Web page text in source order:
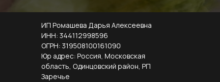
ИП Ромашева Дарья Алексеевна
ИНН: 344112998596
ОГРН: 319508100161090
Юр адрес: Россия, Московская
область, Одинцовский район, РП
Заречье